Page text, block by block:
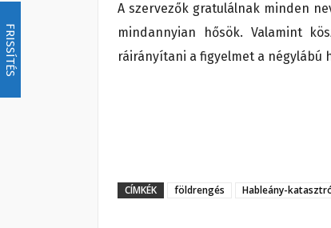
FRISSÍTÉS
A szervezők gratulálnak minden
mindannyian hősök. Valamint
ráirányítani a figyelmet a négylábú
CÍMKÉK földrengés Hableány-